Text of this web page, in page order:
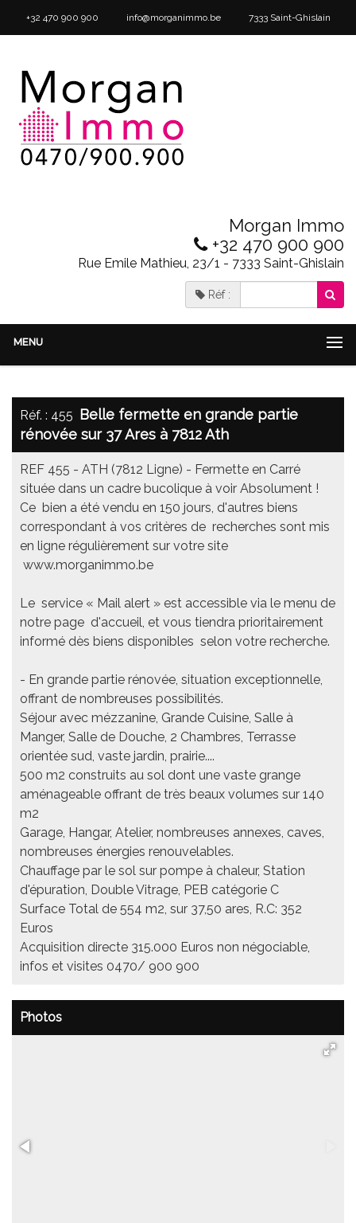
+32 470 900 900 info@morganimmo.be 7333 Saint-Ghislain
Morgan Immo
+32 470 900 900
Rue Emile Mathieu, 23/1 - 7333 Saint-Ghislain
Réf :
MENU
Réf. : 455 Belle fermette en grande partie
rénovée sur 37 Ares à 7812 Ath
REF 455 - ATH (7812 Ligne) - Fermette en Carré
située dans un cadre bucolique à voir Absolument !
Ce bien a été vendu en 150 jours, d'autres biens
correspondant à vos critères de recherches sont mis
en ligne régulièrement sur votre site
www.morganimmo.be
Le service « Mail alert » est accessible via le menu de
notre page d'accueil, et vous tiendra prioritairement
informé dès biens disponibles selon votre recherche.
- En grande partie rénovée, situation exceptionnelle,
offrant de nombreuses possibilités.
Séjour avec mézzanine, Grande Cuisine, Salle à
Manger, Salle de Douche, 2 Chambres, Terrasse
orientée sud, vaste jardin, prairie....
500 m2 construits au sol dont une vaste grange
aménageable offrant de très beaux volumes sur 140
m2
Garage, Hangar, Atelier, nombreuses annexes, caves,
nombreuses énergies renouvelables.
Chauffage par le sol sur pompe à chaleur, Station
d'épuration, Double Vitrage, PEB catégorie C
Surface Total de 554 m2, sur 37,50 ares, R.C: 352
Euros
Acquisition directe 315.000 Euros non négociable,
infos et visites 0470/ 900 900
Photos